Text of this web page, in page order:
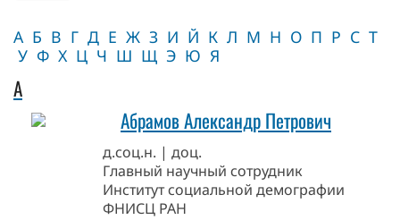
А Б В Г Д Е Ж З И Й К Л М Н О П Р С Т
У Ф Х Ц Ч Ш Щ Э Ю Я
А
Абрамов Александр Петрович
д.соц.н. | доц.
Главный научный сотрудник
Институт социальной демографии
ФНИСЦ РАН